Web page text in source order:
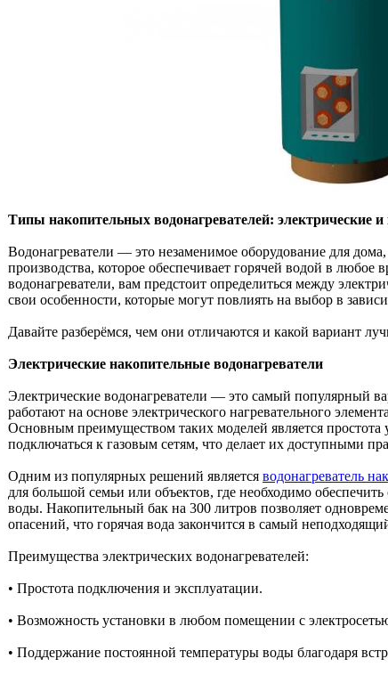
Типы накопительных водонагревателей: электрические и
Водонагреватели — это незаменимое оборудование для
производства, которое обеспечивает горячей водой в любое
водонагреватели, вам предстоит определиться между
свои особенности, которые могут повлиять на выбор в
Давайте разберёмся, чем они отличаются и какой вариант
Электрические накопительные водонагреватели
Электрические водонагреватели — это самый популярный
работают на основе электрического нагревательного
Основным преимуществом таких моделей является
подключаться к газовым сетям, что делает их доступными
Одним из популярных решений является водонагреватель
для большой семьи или объектов, где необходимо обеспечить
воды. Накопительный бак на 300 литров позволяет
опасений, что горячая вода закончится в самый
Преимущества электрических водонагревателей:
• Простота подключения и эксплуатации.
• Возможность установки в любом помещении с
• Поддержание постоянной температуры воды благодаря